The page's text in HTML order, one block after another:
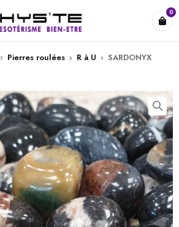
0
› Pierres roulées › R à U › SARDONYX